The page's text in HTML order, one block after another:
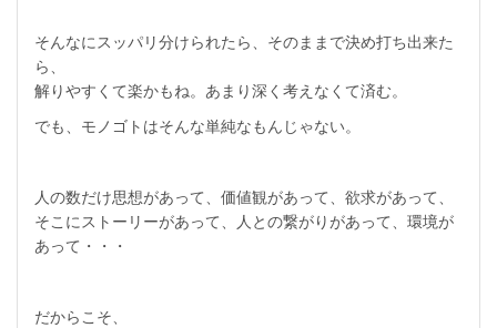
そんなにスッパリ分けられたら、そのままで決め打ち出来た
ら、
解りやすくて楽かもね。あまり深く考えなくて済む。
でも、モノゴトはそんな単純なもんじゃない。
人の数だけ思想があって、価値観があって、欲求があって、
そこにストーリーがあって、人との繋がりがあって、環境が
あって・・・
だからこそ、